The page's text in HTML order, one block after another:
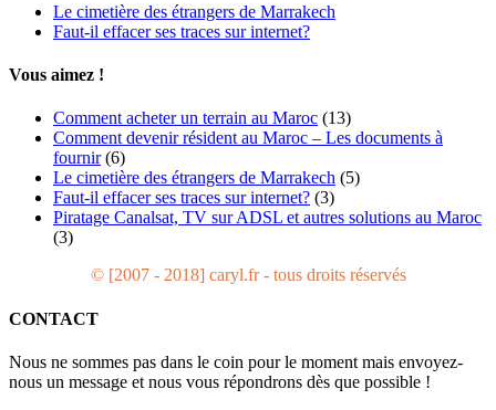
Le cimetière des étrangers de Marrakech
Faut-il effacer ses traces sur internet?
Vous aimez !
Comment acheter un terrain au Maroc (13)
Comment devenir résident au Maroc – Les documents à
fournir (6)
Le cimetière des étrangers de Marrakech (5)
Faut-il effacer ses traces sur internet? (3)
Piratage Canalsat, TV sur ADSL et autres solutions au Maroc
(3)
© [2007 - 2018] caryl.fr - tous droits réservés
CONTACT
Nous ne sommes pas dans le coin pour le moment mais envoyez-
nous un message et nous vous répondrons dès que possible !